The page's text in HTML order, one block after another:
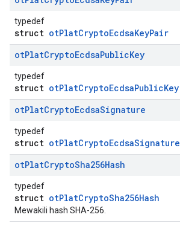
typedef
struct otPlatCryptoEcdsaKeyPair
otPlatCryptoEcdsaPublicKey
typedef
struct otPlatCryptoEcdsaPublicKey
otPlatCryptoEcdsaSignature
typedef
struct otPlatCryptoEcdsaSignature
otPlatCryptoSha256Hash
typedef
struct otPlatCryptoSha256Hash
Mewakili hash SHA-256.